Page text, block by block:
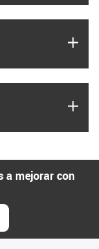
a mejorar con